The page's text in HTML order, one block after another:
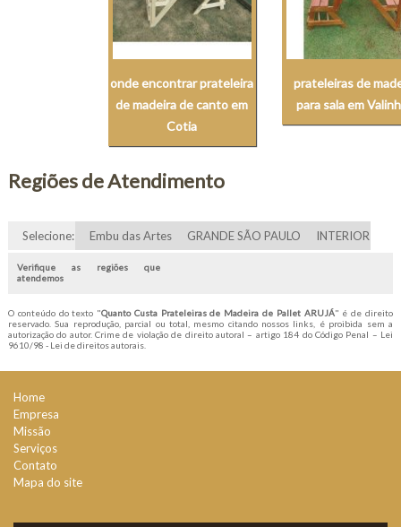
onde encontrar prateleira
de madeira de canto em
Cotia
prateleiras de
para sala em
Regiões de Atendimento
Selecione: Embu das Artes GRANDE SÃO PAULO INTERIOR
Verifique as regiões que
atendemos
O conteúdo do texto "Quanto Custa Prateleiras de Madeira de Pallet ARUJÁ" é de direito
reservado. Sua reprodução, parcial ou total, mesmo citando nossos links, é proibida sem a
autorização do autor. Crime de violação de direito autoral – artigo 184 do Código Penal – Lei
9610/98 - Lei de direitos autorais.
Home
Empresa
Missão
Serviços
Contato
Mapa do site